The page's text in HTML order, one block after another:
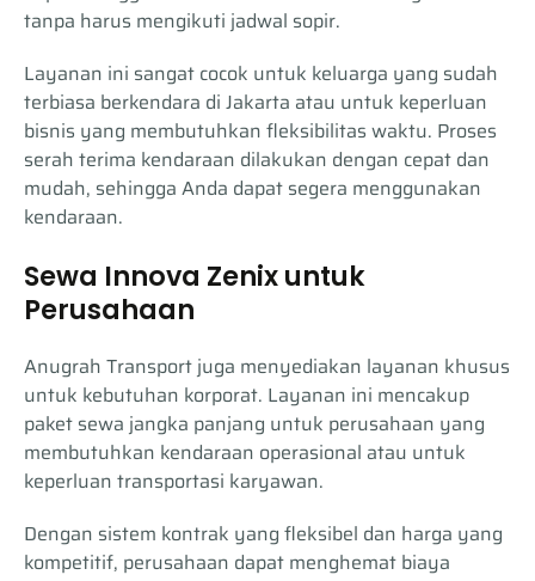
tanpa harus mengikuti jadwal sopir.
Layanan ini sangat cocok untuk keluarga yang sudah
terbiasa berkendara di Jakarta atau untuk keperluan
bisnis yang membutuhkan fleksibilitas waktu. Proses
serah terima kendaraan dilakukan dengan cepat dan
mudah, sehingga Anda dapat segera menggunakan
kendaraan.
Sewa Innova Zenix untuk
Perusahaan
Anugrah Transport juga menyediakan layanan khusus
untuk kebutuhan korporat. Layanan ini mencakup
paket sewa jangka panjang untuk perusahaan yang
membutuhkan kendaraan operasional atau untuk
keperluan transportasi karyawan.
Dengan sistem kontrak yang fleksibel dan harga yang
kompetitif, perusahaan dapat menghemat biaya